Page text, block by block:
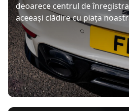
deoarece centrul de
aceeași clădire cu piața